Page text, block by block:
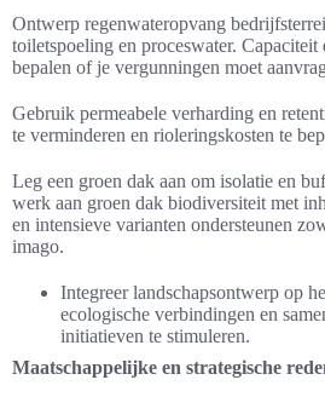
Ontwerp regenwateropvang
toiletspoeling en proceswater.
bepalen of je vergunningen moet
Gebruik permeabele verharding en
te verminderen en rioleringskosten te
Leg een groen dak aan om isolatie en
werk aan groen dak biodiversiteit met
en intensieve varianten ondersteunen
imago.
Integreer landschapsontwerp op
ecologische verbindingen en
initiatieven te stimuleren.
Maatschappelijke en strategische